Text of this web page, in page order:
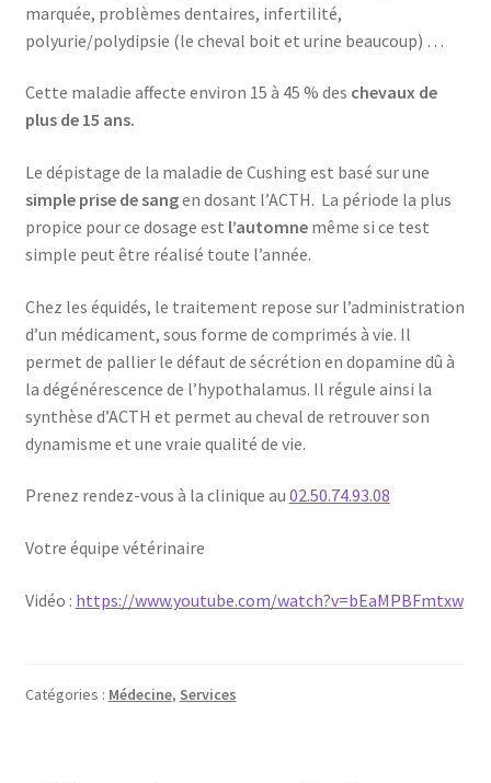
marquée, problèmes dentaires, infertilité,
polyurie/polydipsie (le cheval boit et urine beaucoup) …
Cette maladie affecte environ 15 à 45 % des chevaux de
plus de 15 ans.
Le dépistage de la maladie de Cushing est basé sur une
simple prise de sangen dosant l’ACTH. La période la plus
propice pour ce dosage est l’automnemême si ce test
simple peut être réalisé toute l’année.
Chez les équidés, le traitement repose sur l’administration
d’un médicament, sous forme de comprimés à vie. Il
permet de pallier le défaut de sécrétion en dopamine dû à
la dégénérescence de l’hypothalamus. Il régule ainsi la
synthèse d’ACTH et permet au cheval de retrouver son
dynamisme et une vraie qualité de vie.
Prenez rendez-vous à la clinique au 02.50.74.93.08
Votre équipe vétérinaire
Vidéo : https://www.youtube.com/watch?v=bEaMPBFmtxw
Catégories : Médecine, Services